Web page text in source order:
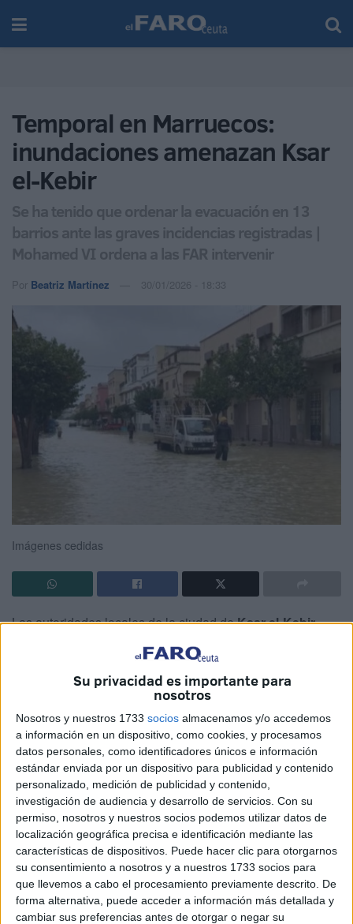
Su privacidad es importante para
nosotros
Nosotros y nuestros 1733 socios almacenamos y/o accedemos
a información en un dispositivo, como cookies, y procesamos
datos personales, como identificadores únicos e información
estándar enviada por un dispositivo para publicidad y contenido
personalizado, medición de publicidad y contenido,
investigación de audiencia y desarrollo de servicios. Con su
permiso, nosotros y nuestros socios podemos utilizar datos de
localización geográfica precisa e identificación mediante las
características de dispositivos. Puede hacer clic para otorgarnos
su consentimiento a nosotros y a nuestros 1733 socios para
que llevemos a cabo el procesamiento previamente descrito. De
forma alternativa, puede acceder a información más detallada y
cambiar sus preferencias antes de otorgar o negar su
Temporal en Marruecos:
inundaciones amenazan Ksar
el-Kebir
Se ha tenido que ordenar la evacuación en 13
barrios ante las graves incidencias registradas |
Mohamed VI ordena a las FAR intervenir
Por Beatriz Martínez 30/01/2026 - 18:33
Imágenes cedidas
Las autoridades locales de la ciudad deKsar el-Kebir
han ordenado laevacuación urgente
varios barrios residenciales, basándose en las
recomendaciones de la célula de crisis presidida por el
gobernador de la provincia de Larache, como parte de
medidas preventivas destinadas a reducir los riesgosante
el temporal que azota el norte del país.
La decisión se adoptó tras registrarse unaumento
preocupante del nivel de las aguasa causa de las
intensas precipitaciones que afectaron a la región en las
últimas horas, lo que generó unasituación de riesgo,
especialmente en los barrios bajos y cercanos a los
cauces fluviales, donde las corrientes comenzaron a
amenazar la infraestructura y los bienes de los residentes.